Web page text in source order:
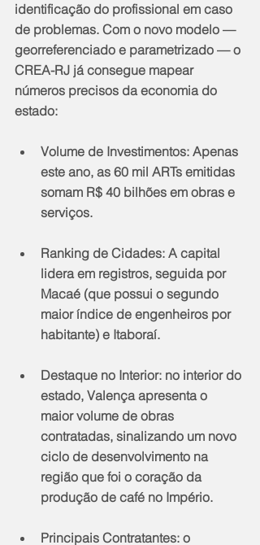
identificação do profissional em caso
de problemas. Com o novo modelo —
georreferenciado e parametrizado — o
CREA-RJ já consegue mapear
números precisos da economia do
estado:
​Volume de Investimentos: Apenas
este ano, as 60 mil ARTs emitidas
somam R$ 40 bilhões em obras e
serviços.
​Ranking de Cidades: A capital
lidera em registros, seguida por
Macaé (que possui o segundo
maior índice de engenheiros por
habitante) e Itaboraí.
​Destaque no Interior: no interior do
estado, Valença apresenta o
maior volume de obras
contratadas, sinalizando um novo
ciclo de desenvolvimento na
região que foi o coração da
produção de café no Império.
​Principais Contratantes: o